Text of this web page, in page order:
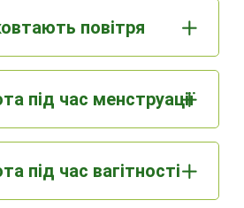
повітря
під час менструації
під час вагітності